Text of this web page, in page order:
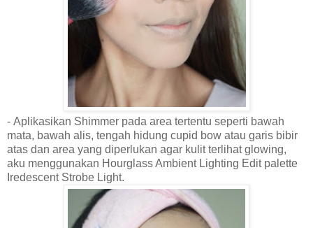
- Aplikasikan Shimmer pada area tertentu seperti bawah
mata, bawah alis, tengah hidung cupid bow atau garis bibir
atas dan area yang diperlukan agar kulit terlihat glowing,
aku menggunakan Hourglass Ambient Lighting Edit palette
Iredescent Strobe Light.